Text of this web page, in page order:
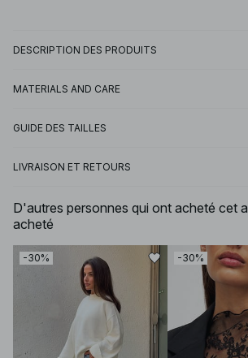
DESCRIPTION DES PRODUITS
MATERIALS AND CARE
GUIDE DES TAILLES
LIVRAISON ET RETOURS
D'autres personnes qui ont acheté cet
acheté
-30% -30%